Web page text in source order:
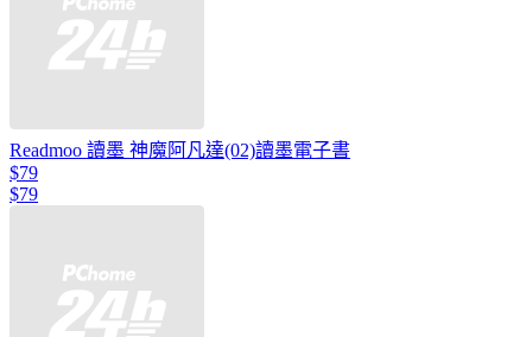
Readmoo 讀墨 神魔阿凡達(02)讀墨電子書
$79
$79